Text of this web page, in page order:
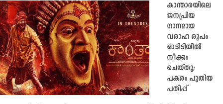
കാന്താരയിലെ
ജനപ്രിയ
ഗാനമായ
വരാഹ രൂപം
ഓടിടിയിൽ
നീക്കം
ചെയ്തു;
പകരം പുതിയ
പതിപ്പ്